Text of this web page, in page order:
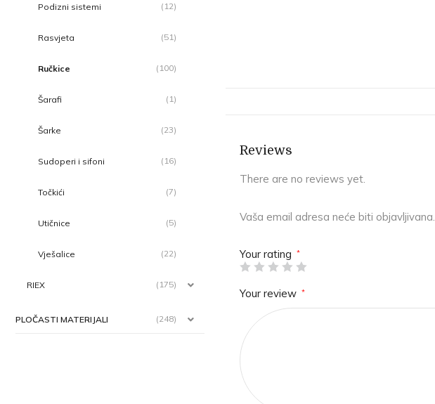
Podizni sistemi (12)
Rasvjeta (51)
Ručkice (100)
Šarafi (1)
Šarke (23)
Sudoperi i sifoni (16)
Točkići (7)
Utičnice (5)
Vješalice (22)
RIEX (175)
PLOČASTI MATERIJALI (248)
Reviews
There are no reviews yet.
Vaša email adresa neće biti objavljivana.
Your rating *
Your review *